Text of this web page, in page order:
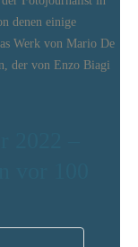
denen einige
Werk von Mario De
der von Enzo Biagi